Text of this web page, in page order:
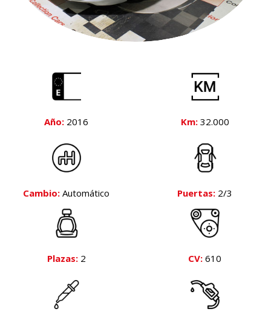
Año: 2016 Km:32.000
Cambio: Automático Puertas: 2/3
Plazas:2 CV: 610